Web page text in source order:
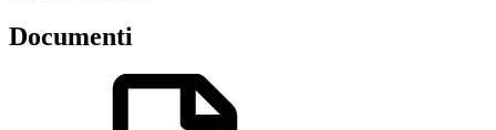
Documenti